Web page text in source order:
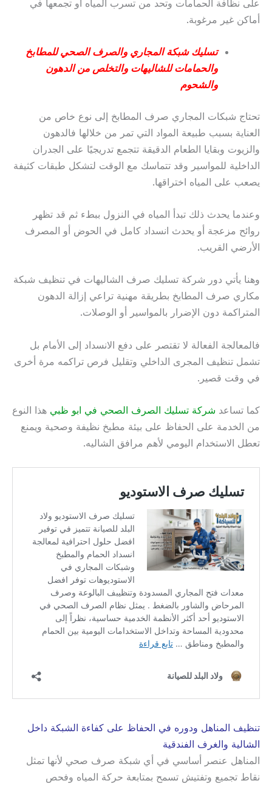
على نظافة الحمامات وتحد من تسرب المياه أو تجمعها في
أماكن غير مرغوبة.
تسليك شبكة المجاري والصرف الصحي للمطابخ
والحمامات للشاليهات والتخلص من الدهون
والشحوم
تحتاج شبكات المجاري صرف المطابخ إلى نوع خاص من
العناية بسبب طبيعة المواد التي تمر من خلالها فالدهون
والزيوت وبقايا الطعام الدقيقة تتجمع تدريجيًا على الجدران
الداخلية للمواسير وقد تتماسك مع الوقت لتشكل طبقات كثيفة
يصعب على المياه اختراقها.
وعندما يحدث ذلك تبدأ المياه في النزول ببطء ثم قد تظهر
روائح مزعجة أو يحدث انسداد كامل في الحوض أو المصرف
الأرضي القريب.
وهنا يأتي دور شركة تسليك صرف الشاليهات في تنظيف شبكة
مكاري صرف المطابخ بطريقة مهنية تراعي إزالة الدهون
المتراكمة دون الإضرار بالمواسير أو الوصلات.
فالمعالجة الفعالة لا تقتصر على دفع الانسداد إلى الأمام بل
تشمل تنظيف المجرى الداخلي وتقليل فرص تراكمه مرة أخرى
في وقت قصير.
كما تساعد شركة تسليك الصرف الصحي في ابو ظبي هذا النوع
من الخدمة على الحفاظ على بيئة مطبخ نظيفة وصحية ويمنع
تعطل الاستخدام اليومي لأهم مرافق الشاليه.
تنظيف المناهل ودوره في الحفاظ على كفاءة الشبكة داخل
الشالية والغرف الفندقية
المناهل عنصر أساسي في أي شبكة صرف صحي لأنها تمثل
نقاط تجميع وتفتيش تسمح بمتابعة حركة المياه وفحص